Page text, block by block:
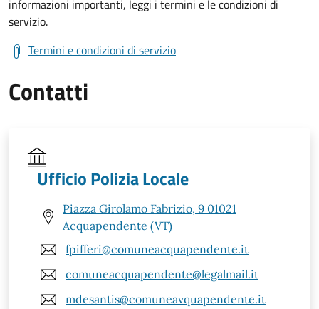
informazioni importanti, leggi i termini e le condizioni di
servizio.
Termini e condizioni di servizio
Contatti
Ufficio Polizia Locale
Piazza Girolamo Fabrizio, 9 01021
Acquapendente (VT)
fpifferi@comuneacquapendente.it
comuneacquapendente@legalmail.it
mdesantis@comuneavquapendente.it